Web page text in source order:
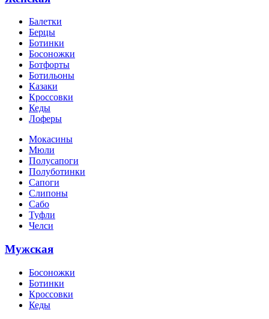
Балетки
Берцы
Ботинки
Босоножки
Ботфорты
Ботильоны
Казаки
Кроссовки
Кеды
Лоферы
Мокасины
Мюли
Полусапоги
Полуботинки
Сапоги
Слипоны
Сабо
Туфли
Челси
Мужская
Босоножки
Ботинки
Кроссовки
Кеды